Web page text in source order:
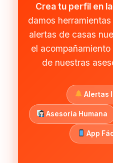
Crea tu perfil en
damos
alertas de casas
el
de nuestras
Alertas
Asesoría Humana
App